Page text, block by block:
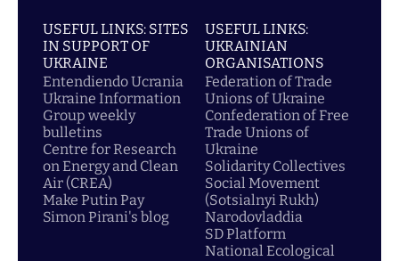
USEFUL LINKS: SITES
IN SUPPORT OF
UKRAINE
Entendiendo Ucrania
Ukraine Information
Group weekly
bulletins
Centre for Research
on Energy and Clean
Air (CREA)
Make Putin Pay
Simon Pirani's blog
USEFUL LINKS:
UKRAINIAN
ORGANISATIONS
Federation of Trade
Unions of Ukraine
Confederation of Free
Trade Unions of
Ukraine
Solidarity Collectives
Social Movement
(Sotsialnyi Rukh)
Narodovladdia
SD Platform
National Ecological